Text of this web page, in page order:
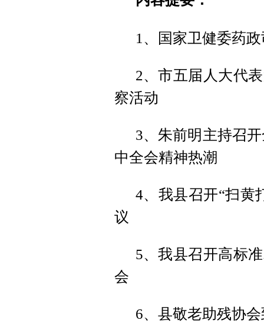
1、国家卫健委药
2、市五届人大代
察活动
3、朱前明主持召
中全会精神热潮
4、我县召开“扫黄
议
5、我县召开高标
会
6、县敬老助残协